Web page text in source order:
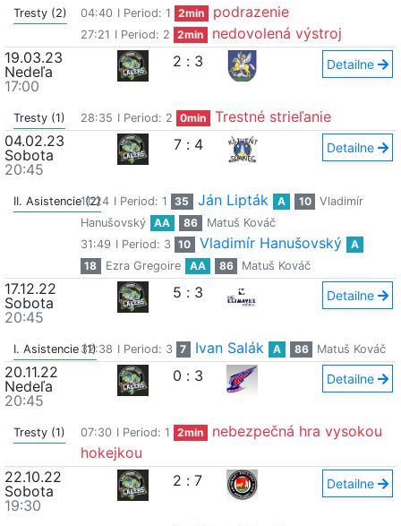
Tresty (2) 04:40 I Period: 1 2min podrazenie
27:21 I Period: 2 2min
nedovolená výstroj
19.03.23
Nedeľa
17:00
2 : 3 Detailne
Tresty (1) 28:35 I Period: 2 0min
Trestné strieľanie
04.02.23
Sobota
20:45
7 : 4 Detailne
II. Asistencie (2)
11:24 I Period: 1 35 Ján Lipták A 10
Vladimír
Hanušovský
AA 86
Matuš Kováč
31:49 I Period: 3 10 Vladimír Hanušovský
A
18
Ezra Gregoire AA 86 Matuš Kováč
17.12.22
Sobota
20:45
5 : 3 Detailne
I. Asistencie (1)32:38 I Period: 3 7 Ivan Salák A 86 Matuš Kováč
20.11.22
Nedeľa
20:45
0 : 3 Detailne
Tresty (1) 07:30 I Period: 1 2min
nebezpečná hra vysokou
hokejkou
22.10.22
Sobota
19:30
2 : 7 Detailne